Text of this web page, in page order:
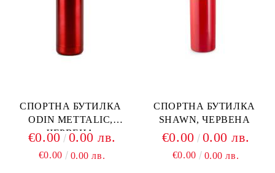
СПОРТНА БУТИЛКА
ODIN METTALIC,
ЧЕРВЕНА
€0.00 0.00 лв.
€0.00 0.00 лв.
СПОРТНА БУТИЛКА
SHAWN, ЧЕРВЕНА
€0.00 0.00 лв.
€0.00 0.00 лв.